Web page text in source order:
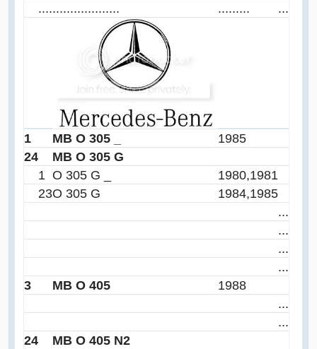
....................... ......... ...
1 MB O 305 _
1985
24
MB O 305 G
1 O 305 G _
1980,1981
23O 305 G
1984,1985
...
...
...
...
3
MB O 405
1988
...
...
24
MB O 405 N2